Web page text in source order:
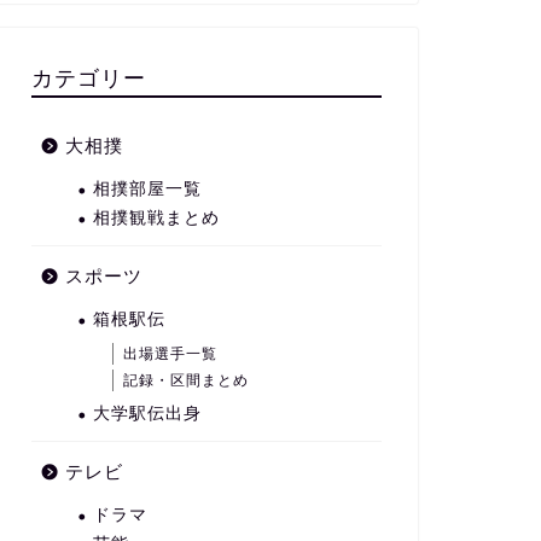
カテゴリー
大相撲
相撲部屋一覧
相撲観戦まとめ
スポーツ
箱根駅伝
出場選手一覧
記録・区間まとめ
大学駅伝出身
テレビ
ドラマ